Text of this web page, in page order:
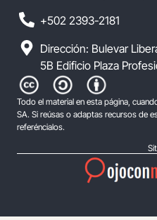
+502 2393-2181
Dirección: Bulevar
5B Edificio Plaza
Todo el material en esta página,
SA. Si reúsas o adaptas recursos de
referéncialos.